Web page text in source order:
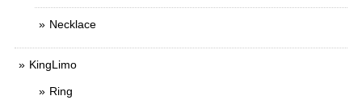
Necklace
KingLimo
Ring